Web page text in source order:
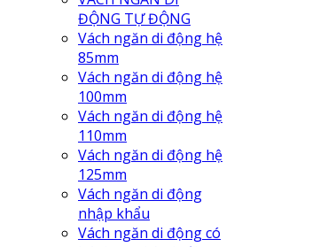
ĐỘNG TỰ ĐỘNG
Vách ngăn di động hệ
85mm
Vách ngăn di động hệ
100mm
Vách ngăn di động hệ
110mm
Vách ngăn di động hệ
125mm
Vách ngăn di động
nhập khẩu
Vách ngăn di động có